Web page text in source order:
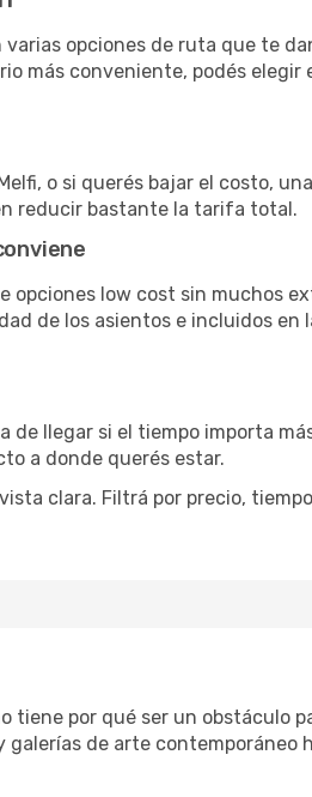
opciones de ruta que te
más conveniente, podés
o si querés bajar el costo,
reducir bastante la tarifa total.
opciones low cost sin muchos
de los asientos e incluidos
de llegar si el tiempo importa
a donde querés estar.
clara. Filtrá por precio,
tiene por qué ser un obstáculo
galerías de arte